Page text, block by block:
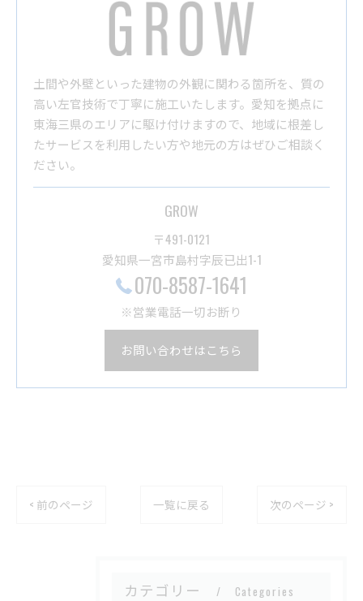
土間や外壁といった建物の外観に関わる箇所を、質の
高い左官技術で丁寧に施工いたします。愛知を拠点に
東海三県のエリアに駆け付けますので、地域に根差し
たサービスを利用したい方や地元の方はぜひご相談く
ださい。
GROW
〒491-0121
愛知県一宮市島村字辰已出1-1
070-8587-1641
※営業電話一切お断り
お問い合わせはこちら
< 前のページ 一覧に戻る 次のページ >
カテゴリー Categories